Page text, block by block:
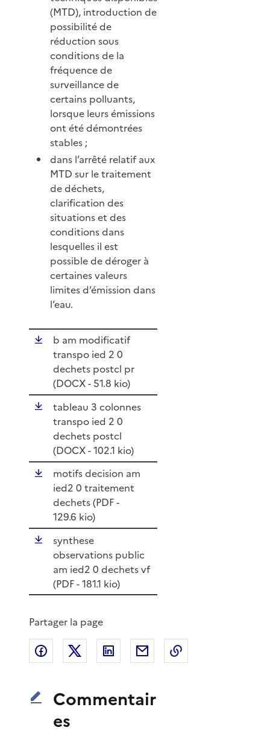
(MTD), introduction de
possibilité de
réduction sous
conditions de la
fréquence de
surveillance de
certains polluants,
lorsque leurs émissions
ont été démontrées
stables ;
dans l’arrêté relatif aux
MTD sur le traitement
de déchets,
clarification des
situations et des
conditions dans
lesquelles il est
possible de déroger à
certaines valeurs
limites d’émission dans
l’eau.
b am modificatif
transpo ied 2 0
dechets postcl pr
(DOCX- 51.8 kio)
tableau 3 colonnes
transpo ied 2 0
dechets postcl
(DOCX- 102.1 kio)
motifs decision am
ied2 0 traitement
dechets (PDF-
129.6 kio)
synthese
observations public
am ied2 0 dechets vf
(PDF- 181.1 kio)
Partager la page
Partager sur Facebook
Partager sur XPartager sur LinkedIn
Partager par email
Commentair
es